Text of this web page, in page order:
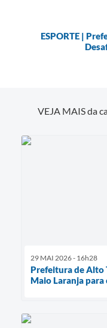
ESPORTE |
VEJA MAIS da
29 MAI 2026 - 16h28
Prefeitura de Alto
Maio Laranja